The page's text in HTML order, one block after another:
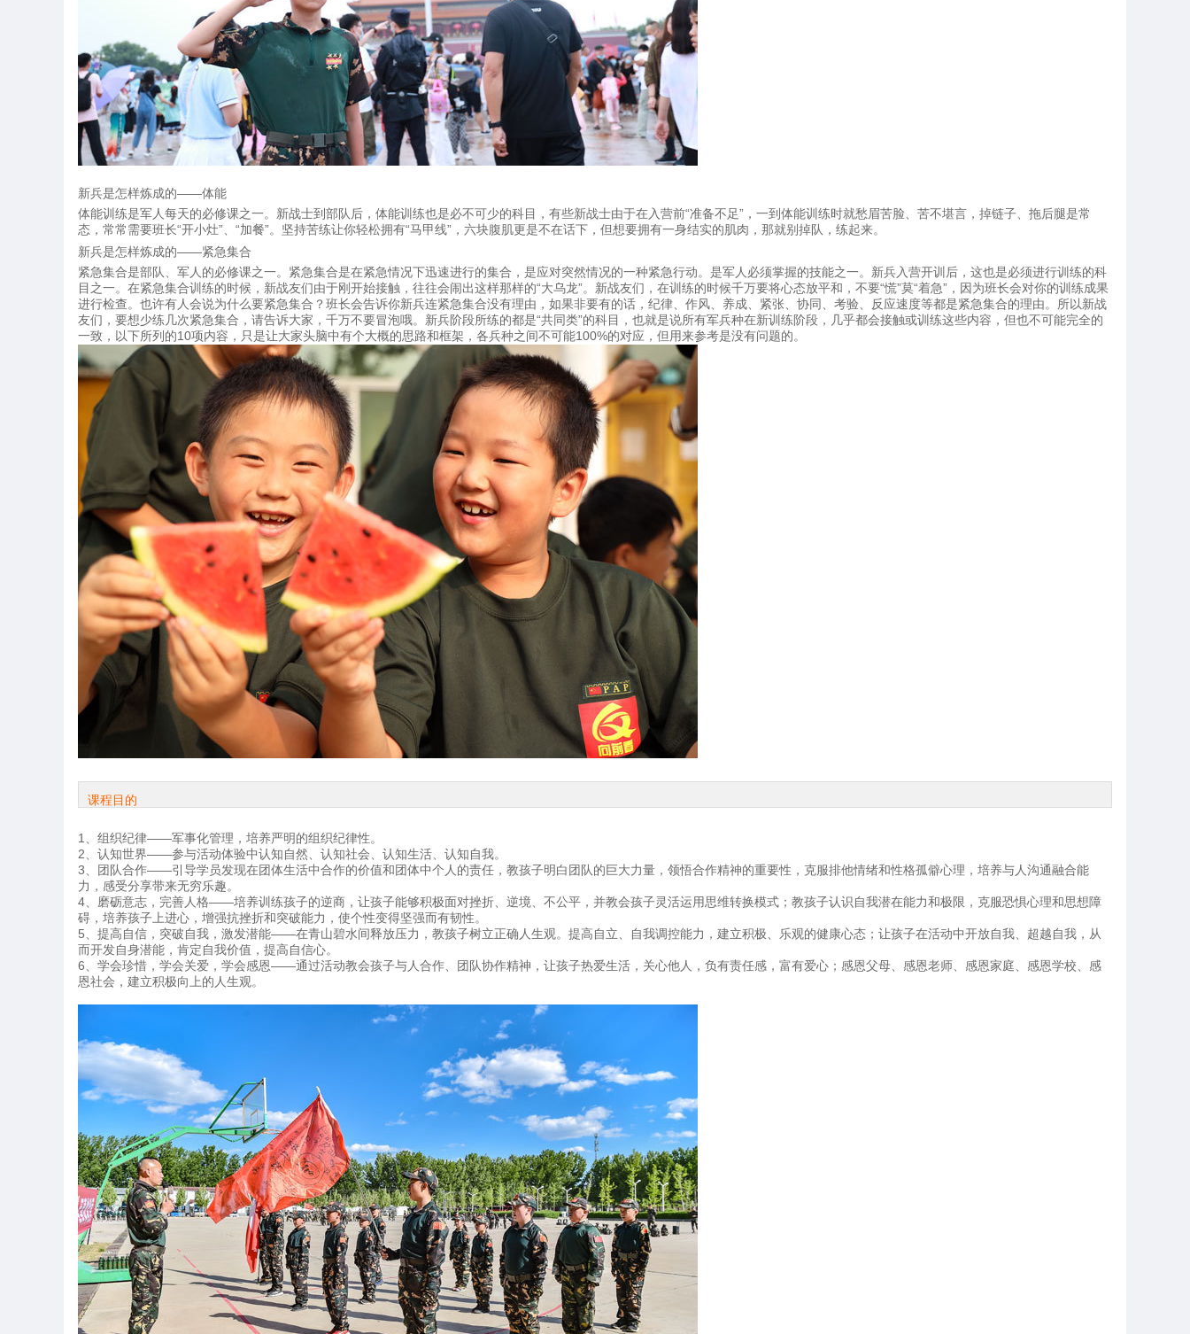
新兵是怎样炼成的——体能
体能训练是军人每天的必修课之一。新战士到部队后，体能训练也是必不可少的科目，有些新战士由于在入营前“准备不足”，一到体能训练时就愁眉苦脸、苦不堪言，掉链子、拖后腿是常
态，常常需要班长“开小灶”、“加餐”。坚持苦练让你轻松拥有“马甲线”，六块腹肌更是不在话下，但想要拥有一身结实的肌肉，那就别掉队，练起来。
新兵是怎样炼成的——紧急集合
紧急集合是部队、军人的必修课之一。紧急集合是在紧急情况下迅速进行的集合，是应对突然情况的一种紧急行动。是军人必须掌握的技能之一。新兵入营开训后，这也是必须进行训练的科
目之一。在紧急集合训练的时候，新战友们由于刚开始接触，往往会闹出这样那样的“大乌龙”。新战友们，在训练的时候千万要将心态放平和，不要“慌”莫“着急”，因为班长会对你的训练成果
进行检查。也许有人会说为什么要紧急集合？班长会告诉你新兵连紧急集合没有理由，如果非要有的话，纪律、作风、养成、紧张、协同、考验、反应速度等都是紧急集合的理由。所以新战
友们，要想少练几次紧急集合，请告诉大家，千万不要冒泡哦。新兵阶段所练的都是“共同类”的科目，也就是说所有军兵种在新训练阶段，几乎都会接触或训练这些内容，但也不可能完全的
一致，以下所列的10项内容，只是让大家头脑中有个大概的思路和框架，各兵种之间不可能100%的对应，但用来参考是没有问题的。
课程目的
1、组织纪律——军事化管理，培养严明的组织纪律性。
2、认知世界——参与活动体验中认知自然、认知社会、认知生活、认知自我。
3、团队合作——引导学员发现在团体生活中合作的价值和团体中个人的责任，教孩子明白团队的巨大力量，领悟合作精神的重要性，克服排他情绪和性格孤僻心理，培养与人沟通融合能
力，感受分享带来无穷乐趣。
4、磨砺意志，完善人格——培养训练孩子的逆商，让孩子能够积极面对挫折、逆境、不公平，并教会孩子灵活运用思维转换模式；教孩子认识自我潜在能力和极限，克服恐惧心理和思想障
碍，培养孩子上进心，增强抗挫折和突破能力，使个性变得坚强而有韧性。
5、提高自信，突破自我，激发潜能——在青山碧水间释放压力，教孩子树立正确人生观。提高自立、自我调控能力，建立积极、乐观的健康心态；让孩子在活动中开放自我、超越自我，从
而开发自身潜能，肯定自我价值，提高自信心。
6、学会珍惜，学会关爱，学会感恩——通过活动教会孩子与人合作、团队协作精神，让孩子热爱生活，关心他人，负有责任感，富有爱心；感恩父母、感恩老师、感恩家庭、感恩学校、感
恩社会，建立积极向上的人生观。